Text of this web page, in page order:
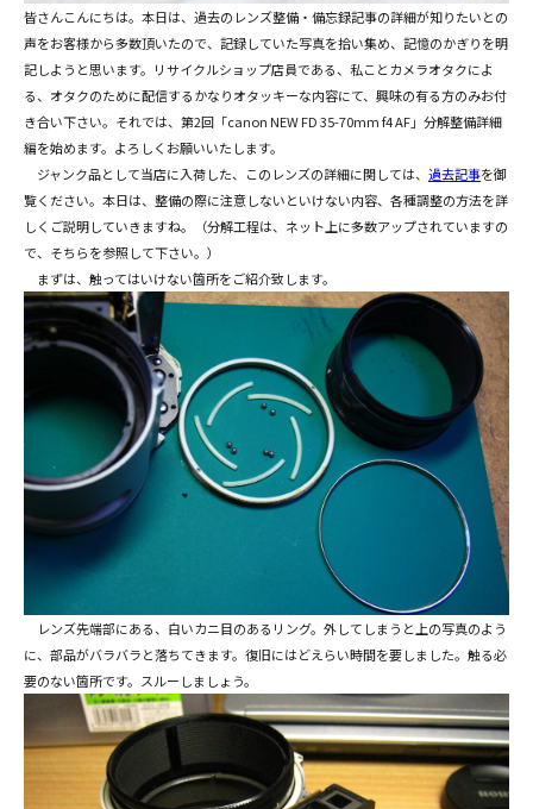
皆さんこんにちは。本日は、過去のレンズ整備・備忘録記事の詳細が知りたいとの
声をお客様から多数頂いたので、記録していた写真を拾い集め、記憶のかぎりを明
記しようと思います。リサイクルショップ店員である、私ことカメラオタクによ
る、オタクのために配信するかなりオタッキーな内容にて、興味の有る方のみお付
き合い下さい。それでは、第2回「canon NEW FD 35-70mm f4 AF」分解整備詳細
編を始めます。よろしくお願いいたします。
ジャンク品として当店に入荷した、このレンズの詳細に関しては、 過去記事を御
覧ください。本日は、整備の際に注意しないといけない内容、各種調整の方法を詳
しくご説明していきますね。（分解工程は、ネット上に多数アップされていますの
で、そちらを参照して下さい。）
まずは、触ってはいけない箇所をご紹介致します。
レンズ先端部にある、白いカニ目のあるリング。外してしまうと上の写真のよう
に、部品がバラバラと落ちてきます。復旧にはどえらい時間を要しました。触る必
要のない箇所です。スルーしましょう。